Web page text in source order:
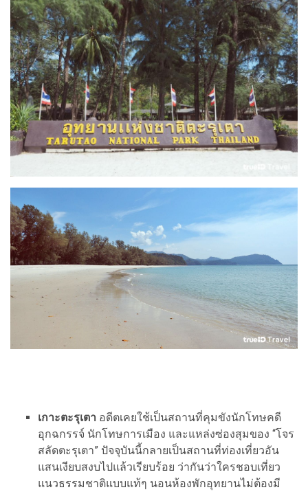
เกาะตะรุเตา อดีตเคยใช้เป็นสถานที่คุมขังนักโทษคดี
อุกฉกรรจ์ นักโทษการเมือง และแหล่งซ่องสุมของ “โจร
สลัดตะรุเตา” ปัจจุบันนี้กลายเป็นสถานที่ท่องเที่ยวอัน
แสนเงียบสงบไปแล้วเรียบร้อย ว่ากันว่าใครชอบเที่ยว
แนวธรรมชาติแบบแท้ๆ นอนห้องพักอุทยานไม่ต้องมี